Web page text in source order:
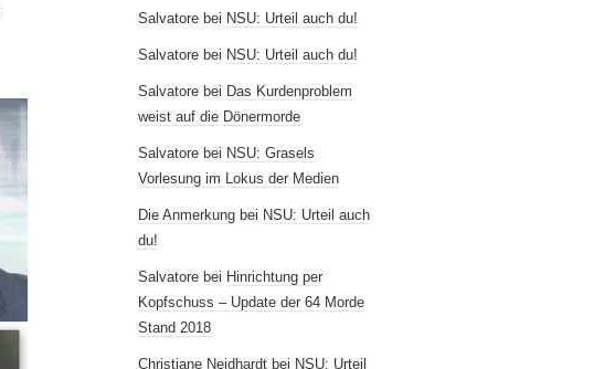
Salvatore bei NSU: Urteil auch du!
Salvatore bei NSU: Urteil auch du!
Salvatore bei Das Kurdenproblem
weist auf die Dönermorde
Salvatore bei NSU: Grasels
Vorlesung im Lokus der Medien
Die Anmerkung bei NSU: Urteil auch
du!
Salvatore bei Hinrichtung per
Kopfschuss – Update der 64 Morde
Stand 2018
Christiane Neidhardt bei NSU: Urteil